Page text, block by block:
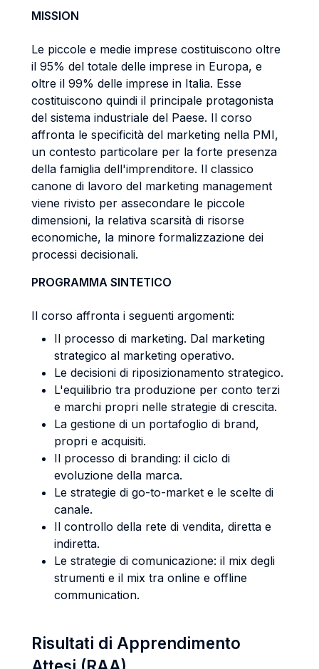
MISSION
Le piccole e medie imprese costituiscono oltre
il 95% del totale delle imprese in Europa, e
oltre il 99% delle imprese in Italia. Esse
costituiscono quindi il principale protagonista
del sistema industriale del Paese. Il corso
affronta le specificità del marketing nella PMI,
un contesto particolare per la forte presenza
della famiglia dell'imprenditore. Il classico
canone di lavoro del marketing management
viene rivisto per assecondare le piccole
dimensioni, la relativa scarsità di risorse
economiche, la minore formalizzazione dei
processi decisionali.
PROGRAMMA SINTETICO
Il corso affronta i seguenti argomenti:
Il processo di marketing. Dal marketing
strategico al marketing operativo.
Le decisioni di riposizionamento strategico.
L'equilibrio tra produzione per conto terzi
e marchi propri nelle strategie di crescita.
La gestione di un portafoglio di brand,
propri e acquisiti.
Il processo di branding: il ciclo di
evoluzione della marca.
Le strategie di go-to-market e le scelte di
canale.
Il controllo della rete di vendita, diretta e
indiretta.
Le strategie di comunicazione: il mix degli
strumenti e il mix tra online e offline
communication.
Risultati di Apprendimento